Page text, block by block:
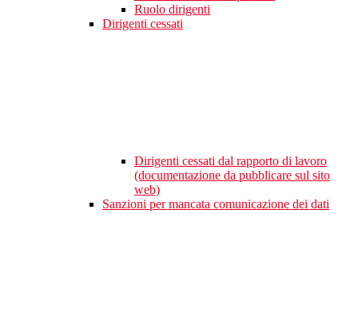
Ruolo dirigenti
Dirigenti cessati
Dirigenti cessati dal rapporto di lavoro
(documentazione da pubblicare sul sito
web)
Sanzioni per mancata comunicazione dei dati